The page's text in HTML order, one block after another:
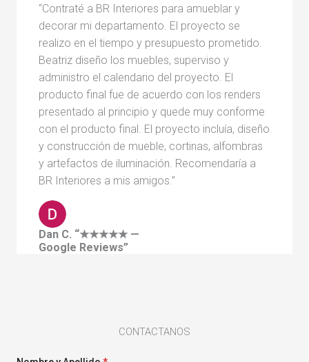
“Contraté a BR Interiores para amueblar y
decorar mi departamento. El proyecto se
realizo en el tiempo y presupuesto prometido.
Beatriz diseño los muebles, superviso y
administro el calendario del proyecto. El
producto final fue de acuerdo con los renders
presentado al principio y quede muy conforme
con el producto final. El proyecto incluía, diseño
y construcción de mueble, cortinas, alfombras
y artefactos de iluminación. Recomendaría a
BR Interiores a mis amigos.”
Dan C. “★★★★★ —
Google Reviews”
CONTACTANOS